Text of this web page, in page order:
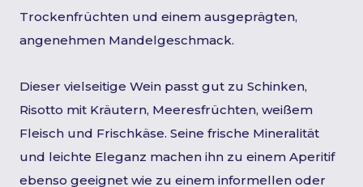
Trockenfrüchten und einem ausgeprägten,
angenehmen Mandelgeschmack.
Dieser vielseitige Wein passt gut zu Schinken,
Risotto mit Kräutern, Meeresfrüchten, weißem
Fleisch und Frischkäse. Seine frische Mineralität
und leichte Eleganz machen ihn zu einem Aperitif
ebenso geeignet wie zu einem informellen oder